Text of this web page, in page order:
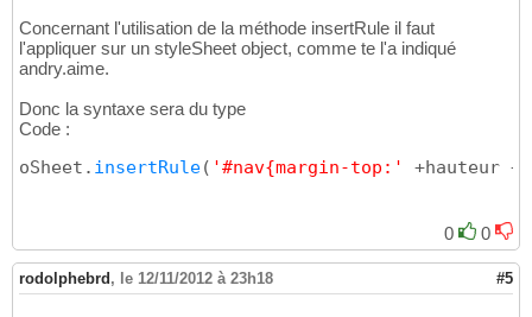
Concernant l'utilisation de la méthode insertRule il faut
l'appliquer sur un styleSheet object, comme te l'a indiqué
andry.aime.
Donc la syntaxe sera du type
Code :
oSheet. insertRule( '#nav{margin-top:' +hauteur +
0 0
rodolphebrd , le 12/11/2012 à 23h18 #5